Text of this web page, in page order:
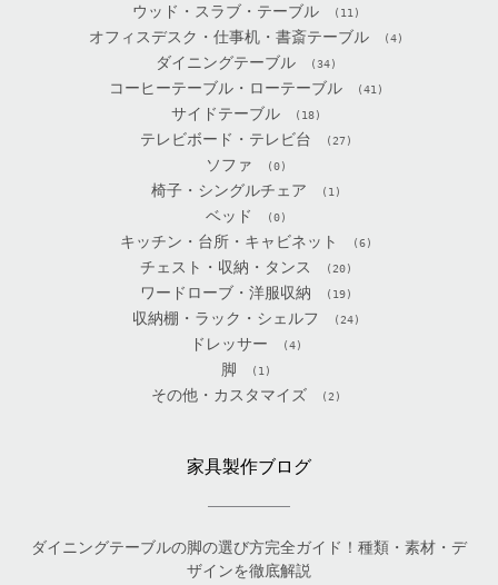
ウッド・スラブ・テーブル (11)
オフィスデスク・仕事机・書斎テーブル (4)
ダイニングテーブル (34)
コーヒーテーブル・ローテーブル (41)
サイドテーブル (18)
テレビボード・テレビ台 (27)
ソファ (0)
椅子・シングルチェア (1)
ベッド (0)
キッチン・台所・キャビネット (6)
チェスト・収納・タンス (20)
ワードローブ・洋服収納 (19)
収納棚・ラック・シェルフ (24)
ドレッサー (4)
脚 (1)
その他・カスタマイズ (2)
家具製作ブログ
ダイニングテーブルの脚の選び方完全ガイド！種類・素材・デ
ザインを徹底解説